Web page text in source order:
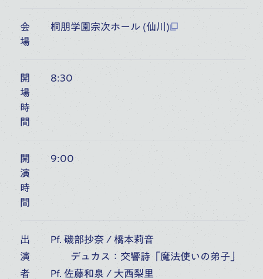
オーケストラ・アカデミー 音楽部門
大学院大学（修士） 主催公演
(
(SAT
桐朋オーケストラ・アカデミー
第54回室内楽定期演奏会 第2日
富山市民プラザ アンサンブル・ホール（富山）
会
場
桐朋学園宗次ホール (仙川)
開
場
時
間
8:30
開
演
時
間
9:00
出
演
者
Pf. 磯部抄奈 / 橋本莉音
デュカス：交響詩「魔法使いの弟子」
Pf. 佐藤和泉 / 大西梨里